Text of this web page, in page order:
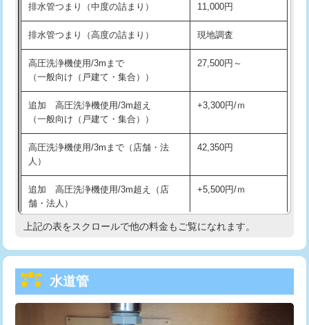
給水管工事※（ホール加工) 16,500円
給水管工事※（バンド止め) 3,300円
給水管工事※（支持金具設置)
給水管工事※（保温材使用（バンド止
め込み）)
5,500円
給水管工事※（土の掘削・埋め戻し作
業)
11,000円
給水管工事※（塩ビ管（VP・HI）使
用/3ｍまで)
33,000円
給水管工事※（塩ビ管（VP・HI）使
+8,800円
給水管工事※（ライニング鋼管・銅
管・ポリ管・HT管使用/3ｍまで)
給水管工事※（ライニング鋼管・銅
排水管つまり（中度の詰まり） 11,000円
排水管つまり（高度の詰まり） 現地調査
高圧洗浄機使用/3mまで
（一般向け（戸建て・集合））
27,500円～
追加 高圧洗浄機使用/3m超え
（一般向け（戸建て・集合））
+3,300円/ｍ
高圧洗浄機使用/3mまで（店舗・法
人）
42,350円
追加 高圧洗浄機使用/3m超え（店
舗・法人）
+5,500円/ｍ
高度高圧洗浄換 現地調査
トーラー機使用/3mまで
追加トーラー機使用/3m超え
上記の表をスクロールで他の料金もご覧になれます。
水道管